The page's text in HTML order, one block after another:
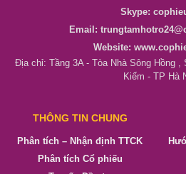
Skype:
Email:
Website:
Địa chỉ: Tầng 3A - Tòa Nhà Sông Hồng ,
Kiếm - TP Hà
THÔNG TIN CHUNG
Phân tích – Nhận định TTCK
Phân tích Cổ phiếu